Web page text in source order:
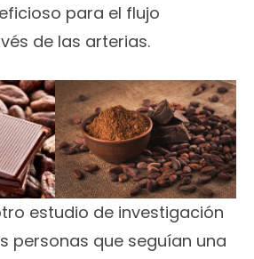
para el flujo
de las arterias.
estudio de investigación
personas que seguían una